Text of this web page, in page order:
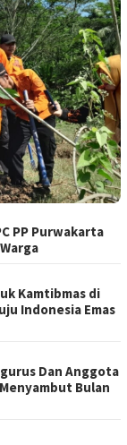
PP Purwakarta
Kamtibmas di
Indonesia Emas
Dan Anggota
Bulan